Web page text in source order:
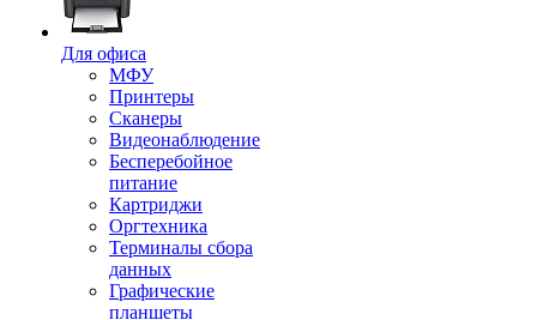
Для офиса
МФУ
Принтеры
Сканеры
Видеонаблюдение
Бесперебойное
питание
Картриджи
Оргтехника
Терминалы сбора
данных
Графические
планшеты